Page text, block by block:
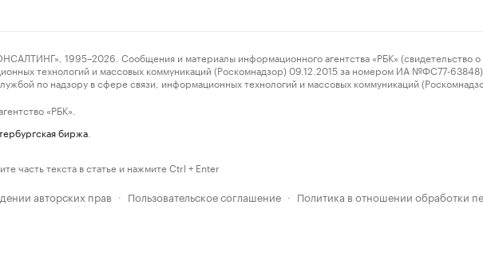
1995–2026. Сообщения и материалы информационного агентства «РБК» (свидетельство о
технологий и массовых коммуникаций (Роскомнадзор) 09.12.2015 за номером ИА №ФС77-63848)
по надзору в сфере связи, информационных технологий и массовых коммуникаций
«РБК».
биржа
часть текста в статье и нажмите Ctrl + Enter
авторских прав · Пользовательское соглашение · Политика в отношении обработки